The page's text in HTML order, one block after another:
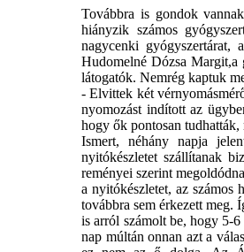
Továbbra is gondok
hiányzik számos
nagycenki gyógyszertárat,
Hudomelné Dózsa Margit,a
látogatók. Nemrég kaptuk
- Elvittek két
nyomozást indított az
hogy ők pontosan
Ismert, néhány napja
nyitókészletet szállítanak
reményei szerint
a nyitókészletet, az számos
továbbra sem érkezett meg.
is arról számolt be, hogy 5-
nap múltán onnan azt a